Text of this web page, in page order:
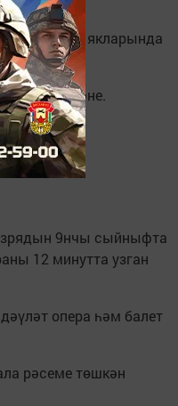
Кавказ якларында
- иң өлкәне.
9нчы сыйныфта
12 минутта узган
опера һәм балет
рәсеме төшкән